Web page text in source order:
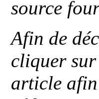
source
Afin de
cliquer sur
article